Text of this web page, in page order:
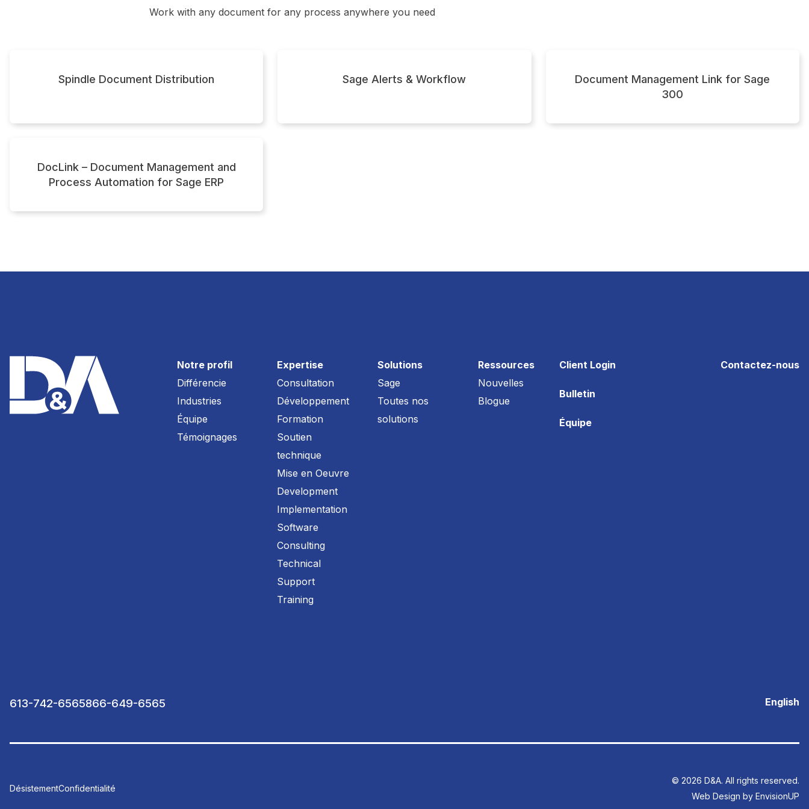
Work with any document for any process anywhere you need
Spindle Document Distribution Sage Alerts & Workflow
Document Management Link for Sage
300
DocLink – Document Management and
Process Automation for Sage ERP
Notre profil
Différencie
Industries
Équipe
Témoignages
Expertise
Consultation
Développement
Formation
Soutien
technique
Mise en Oeuvre
Development
Implementation
Software
Consulting
Technical
Support
Training
Solutions
Sage
Toutes nos
solutions
Ressources
Nouvelles
Blogue
Client Login
Bulletin
Équipe
Contactez-nous
613-742-6565866-649-6565 English
DésistementConfidentialité
© 2026 D&A. All rights reserved.
Web Design by EnvisionUP